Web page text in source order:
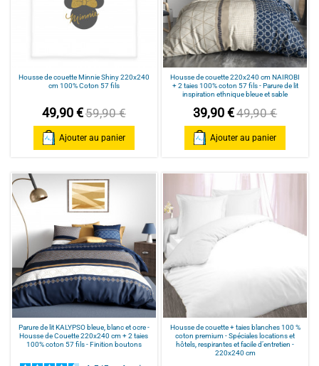
Housse de couette Minnie Shiny 220x240
cm 100% Coton 57 fils
49,90 €59,90 €
Ajouter au panier
Housse de couette 220x240 cm NAIROBI
+ 2 taies 100% coton 57 fils - Parure de lit
inspiration ethnique bleue et sable
39,90 €49,90 €
Ajouter au panier
Parure de lit KALYPSO bleue, blanc et ocre -
Housse de Couette 220x240 cm + 2 taies
100% coton 57 fils - Finition boutons
Housse de couette + taies blanches 100 %
coton premium - Spéciales locations et
hôtels, respirantes et facile d’entretien -
220x240 cm